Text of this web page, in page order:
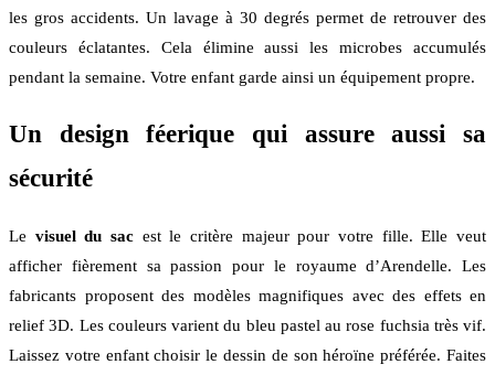
les gros accidents. Un lavage à 30 degrés permet de retrouver des
couleurs éclatantes. Cela élimine aussi les microbes accumulés
pendant la semaine. Votre enfant garde ainsi un équipement propre.
Un design féerique qui assure aussi sa
sécurité
Le visuel du sac est le critère majeur pour votre fille. Elle veut
afficher fièrement sa passion pour le royaume d’Arendelle. Les
fabricants proposent des modèles magnifiques avec des effets en
relief 3D. Les couleurs varient du bleu pastel au rose fuchsia très vif.
Laissez votre enfant choisir le dessin de son héroïne préférée. Faites